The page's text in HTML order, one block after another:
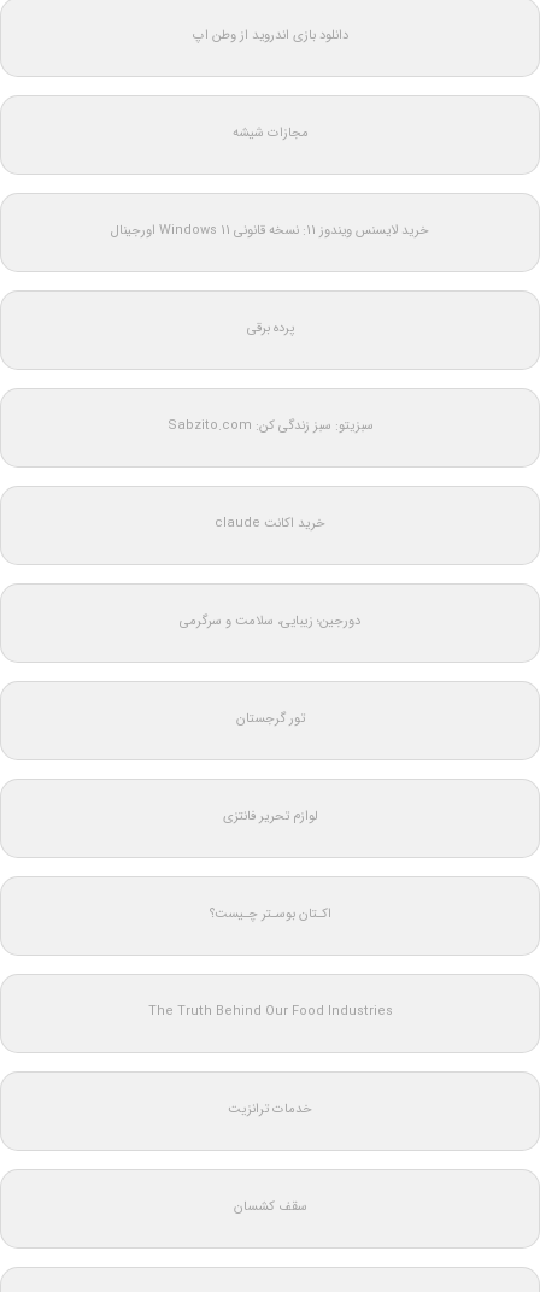
دانلود بازی اندروید از وطن اپ
مجازات شیشه
خرید لایسنس ویندوز 11: نسخه قانونی Windows 11 اورجینال
پرده برقی
سبزیتو: سبز زندگی کن: Sabzito.com
خرید اکانت claude
دورجین؛ زیبایی، سلامت و سرگرمی
تور گرجستان
لوازم تحریر فانتزی
اکـتان بوسـتر چـیست؟
The Truth Behind Our Food Industries
خدمات ترانزیت
سقف کشسان